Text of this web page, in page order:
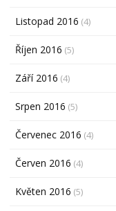
Listopad 2016 (4)
Říjen 2016 (5)
Září 2016 (4)
Srpen 2016 (5)
Červenec 2016 (4)
Červen 2016 (4)
Květen 2016 (5)